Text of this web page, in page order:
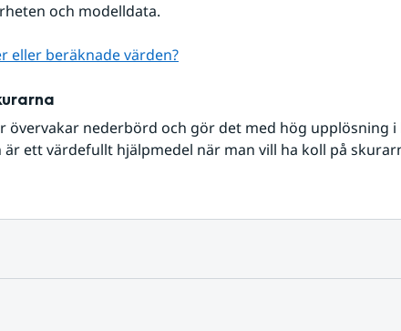
och modelldata.
eller beräknade värden?
övervakar nederbörd och gör det med hög upplösning i
är ett värdefullt hjälpmedel när man vill ha koll på